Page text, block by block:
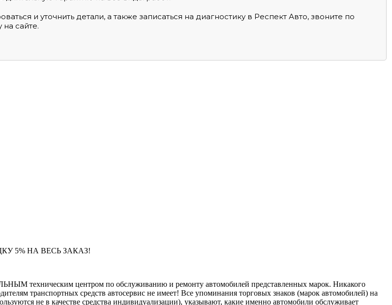
и уточнить детали, а также записаться на диагностику в Респект Авто, звоните по
на сайте.
5% НА ВЕСЬ ЗАКАЗ!
техническим центром по обслуживанию и ремонту автомобилей представленных марок. Никакого
транспортных средств автосервис не имеет! Все упоминания торговых знаков (марок автомобилей) на
не в качестве средства индивидуализации), указывают, какие именно автомобили обслуживает